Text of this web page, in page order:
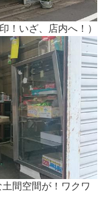
！いざ、店内へ！）
間空間が！ワクワ